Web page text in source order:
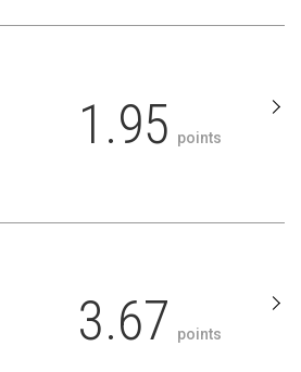
1.95 points
3.67 points